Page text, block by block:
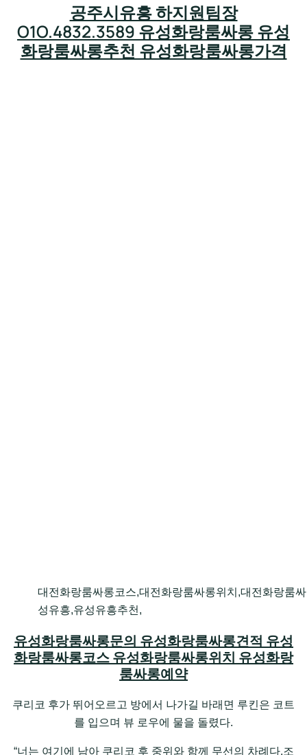
공주시유흥 하지원팀장
O1O.4832.3589 유성화랑룸싸롱 유성
화랑룸싸롱추천 유성화랑룸싸롱가격
대전화랑룸싸롱코스,대전화랑룸싸롱위치,대전화랑룸
성유흥,유성유흥추천,
유성화랑룸싸롱문의 유성화랑룸싸롱견적 유성
화랑룸싸롱코스 유성화랑룸싸롱위치 유성화랑
룸싸롱예약
쿠리코 후가 뛰어오르고 방에서 나가길 바래면 루킨은 코트
를 입으며 뷰 로우에 물을 돌렸다.
“너는 여기에 남아 쿠리코 후 중위와 함께 무선의 차례다.조